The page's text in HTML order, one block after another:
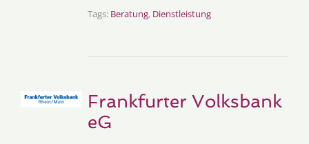
Tags: Beratung, Dienstleistung
Frankfurter Volksbank
eG